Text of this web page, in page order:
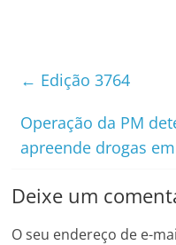
← Edição 3764
Operação da PM
apreende drogas
Deixe um
O seu endereço de e-